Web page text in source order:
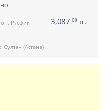
Русфик,
3,087.00 тг.
Султан (Астана)